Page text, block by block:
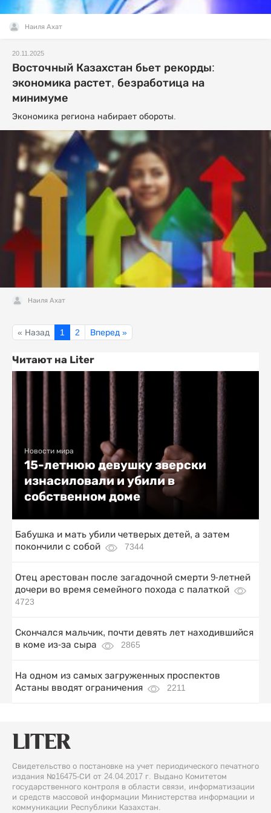
Наиля Ахат
20.11.2025
Восточный Казахстан бьет рекорды:
экономика растет, безработица на
минимуме
Экономика региона набирает обороты.
Наиля Ахат
« Назад 1 2 Вперед »
Читают на Liter
Новости мира
15-летнюю девушку зверски
изнасиловали и убили в
собственном доме
Бабушка и мать убили четверых детей, а затем
покончили с собой
7344
Отец арестован после загадочной смерти 9-летней
дочери во время семейного похода с палаткой
4723
Скончался мальчик, почти девять лет находившийся
в коме из-за сыра
2865
На одном из самых загруженных проспектов
Астаны вводят ограничения
2211
Свидетельство о постановке на учет периодического печатного
издания №16475-СИ от 24.04.2017 г. Выдано Комитетом
государственного контроля в области связи, информатизации
и средств массовой информации Министерства информации и
коммуникации Республики Казахстан.